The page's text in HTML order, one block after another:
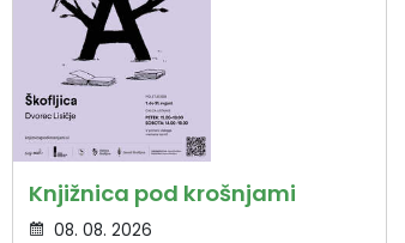
Knjižnica pod krošnjami
08. 08. 2026